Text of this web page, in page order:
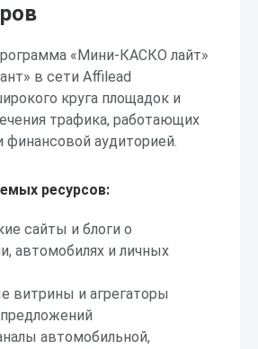
«Мини-КАСКО лайт»
в сети Affilead
круга площадок и
трафика, работающих
финансовой аудиторией.
ресурсов:
сайты и блоги о
автомобилях и личных
витрины и агрегаторы
автомобильной,